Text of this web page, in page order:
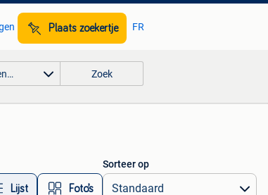
Plaats zoekertje FR
Zoek
Lijst Foto’s
Sorteer op